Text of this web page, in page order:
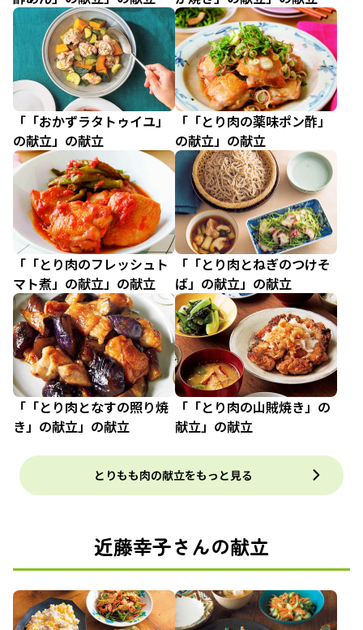
「「おかずラタトゥイユ」
の献立」の献立
「「とり肉の薬味ポン酢」
の献立」の献立
「「とり肉のフレッシュト
マト煮」の献立」の献立
「「とり肉とねぎのつけそ
ば」の献立」の献立
「「とり肉となすの照り焼
き」の献立」の献立
「「とり肉の山賊焼き」の
献立」の献立
とりもも肉の献立をもっと見る
近藤幸子さんの献立